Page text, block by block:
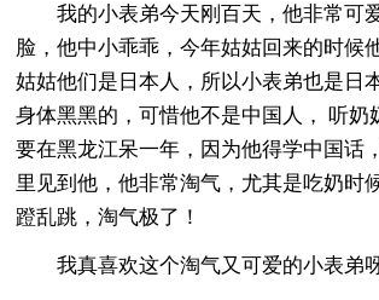
我的小表弟今天刚百天，他非常可
脸，他中小乖乖，今年姑姑回来的时候
姑姑他们是日本人，所以小表弟也是日
身体黑黑的，可惜他不是中国人， 听奶
要在黑龙江呆一年，因为他得学中国话
里见到他，他非常淘气，尤其是吃奶时
蹬乱跳，淘气极了！
我真喜欢这个淘气又可爱的小表弟